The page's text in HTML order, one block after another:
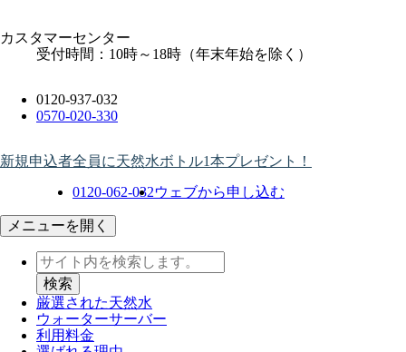
カスタマーセンター
受付時間：10時～18時（年末年始を除く）
0120-937-032
0570-020-330
新規申込者全員に天然水ボトル1本プレゼント！
0120-062-032ウェブから申し込む
メニューを開く
厳選された天然水
ウォーターサーバー
利用料金